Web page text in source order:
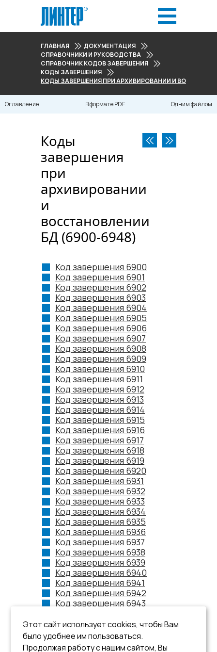
ГЛАВНАЯ
ДОКУМЕНТАЦИЯ
СПРАВОЧНИКИ И РУКОВОДСТВА
СПРАВОЧНИК КОДОВ ЗАВЕРШЕНИЯ
КОДЫ ЗАВЕРШЕНИЯ
КОДЫ ЗАВЕРШЕНИЯ ПРИ АРХИВИРОВАНИИ И
Оглавление В формате PDF Одним файлом
Коды
завершения
при
архивировании
и
восстановлении
БД (6900-6948)
Код завершения 6900
Код завершения 6901
Код завершения 6902
Код завершения 6903
Код завершения 6904
Код завершения 6905
Код завершения 6906
Код завершения 6907
Код завершения 6908
Код завершения 6909
Код завершения 6910
Код завершения 6911
Код завершения 6912
Код завершения 6913
Код завершения 6914
Код завершения 6915
Код завершения 6916
Код завершения 6917
Код завершения 6918
Код завершения 6919
Код завершения 6920
Код завершения 6931
Код завершения 6932
Код завершения 6933
Код завершения 6934
Код завершения 6935
Код завершения 6936
Код завершения 6937
Код завершения 6938
Код завершения 6939
Код завершения 6940
Код завершения 6941
Код завершения 6942
Код завершения 6943
Код завершения 6945
Код завершения 6946
Код завершения 6947
Этот сайт использует cookies, чтобы Вам
было удобнее им пользоваться.
Продолжая работу с нашим сайтом, Вы